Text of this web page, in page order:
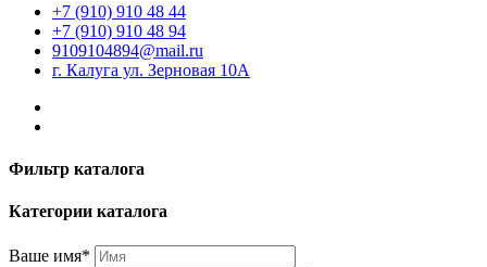
+7 (910) 910 48 44
+7 (910) 910 48 94
9109104894@mail.ru
г. Калуга ул. Зерновая 10А
Фильтр каталога
Категории каталога
Ваше имя*